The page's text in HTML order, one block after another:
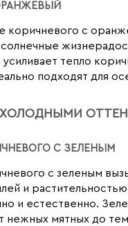
коричневого с
тепло
подходят для
С ЗЕЛЕНЫМ
с зеленым
и
и естественно.
нежных мятных до